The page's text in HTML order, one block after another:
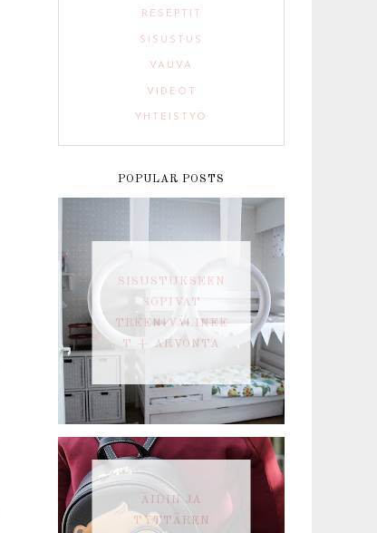
RESEPTIT
SISUSTUS
VAUVA
VIDEOT
YHTEISTYÖ
POPULAR POSTS
SISUSTUKSEEN
SOPIVAT
TREENIVÄLINEE
T + ARVONTA
ÄIDIN JA
TYTTÄREN